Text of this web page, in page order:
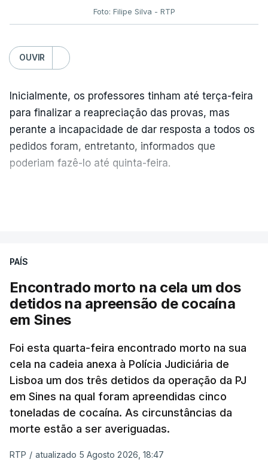
Foto: Filipe Silva - RTP
OUVIR
Inicialmente, os professores tinham até terça-feira
para finalizar a reapreciação das provas, mas
perante a incapacidade de dar resposta a todos os
pedidos foram, entretanto, informados que
poderiam fazê-lo até quinta-feira.
No domingo, estavam concluídos cerca de 50 por
cento dos mais de 20 mil pedidos de reapreciação,
mas Cristina Mota, porta-voz da Missão Escola
Pública, tem dúvidas de que o processo esteja
"Durante o fim de semana e nos últimos dias,
apercebamo-nos que ainda estão a ser
convocados professores para reapreciações"
disse a professora à agência Lusa."Será
praticamente impossível termos a totalidade
PAÍS
Encontrado morto na cela um dos
detidos na apreensão de cocaína
em Sines
Foi esta quarta-feira encontrado morto na sua
cela na cadeia anexa à Polícia Judiciária de
Lisboa um dos três detidos da operação da PJ
em Sines na qual foram apreendidas cinco
toneladas de cocaína. As circunstâncias da
morte estão a ser averiguadas.
RTP / atualizado 5 Agosto 2026, 18:47